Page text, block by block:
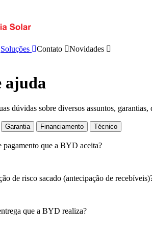
Soluções Contato
Novidades
ajuda
dúvidas sobre diversos assuntos,
Garantia Financiamento Técnico
pagamento que a BYD aceita?
de risco sacado (antecipação de
que a BYD realiza?